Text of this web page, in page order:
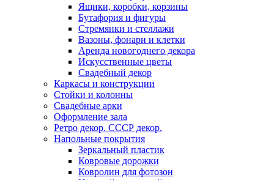
Ящики, коробки, корзины
Бутафория и фигуры
Стремянки и стеллажи
Вазоны, фонари и клетки
Аренда новогоднего декора
Искусственные цветы
Свадебный декор
Каркасы и конструкции
Стойки и колонны
Свадебные арки
Оформление зала
Ретро декор. СССР декор.
Напольные покрытия
Зеркальный пластик
Ковровые дорожки
Ковролин для фотозон